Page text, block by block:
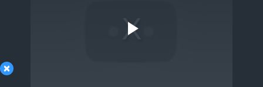
×